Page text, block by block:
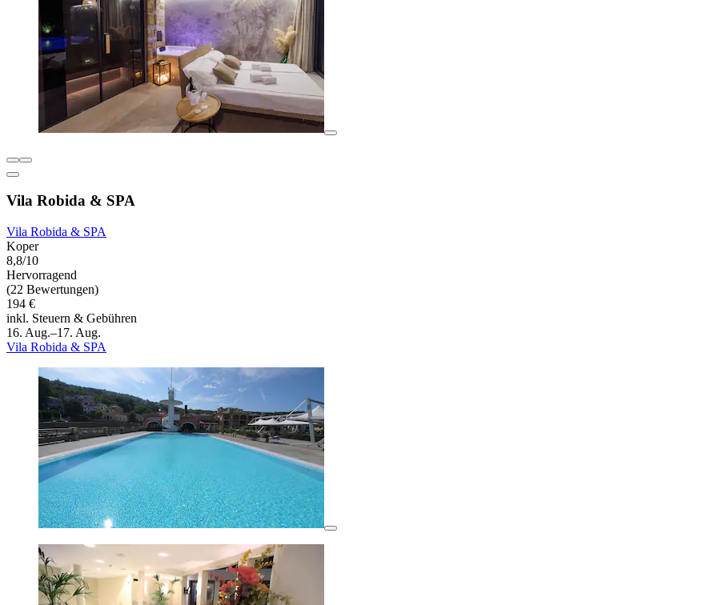
Vila Robida & SPA
Vila Robida & SPA
Koper
8,8/10
Hervorragend
(22 Bewertungen)
194 €
inkl. Steuern & Gebühren
16. Aug.–17. Aug.
Vila Robida & SPA